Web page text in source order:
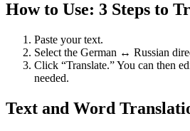
How to Use: 3 Steps to
Paste your text.
Select the German ↔ Russian
Click “Translate.” You can then
needed.
Text and Word